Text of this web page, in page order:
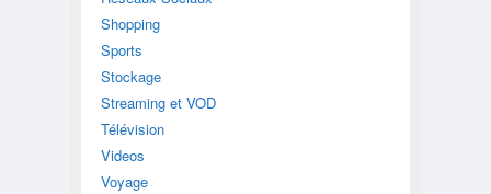
Shopping
Sports
Stockage
Streaming et VOD
Télévision
Videos
Voyage